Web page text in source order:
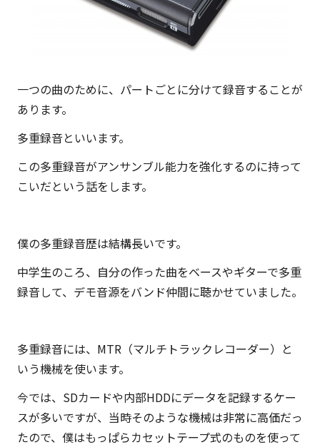
面
も。
の
ブ
グ
『ク
リ
テ
ィ
ブ
×
ビ
一つの曲のために、パートごとに分けて録音することが
あります。
多重録音といいます。
この多重録音がアンサンブル能力を強化するのに持って
こいだという話をします。
僕の多重録音歴は結構長いです。
中学生のころ、自分の作った曲をベースやギターで多重
録音して、デモ音源をバンド仲間に聴かせていました。
多重録音には、MTR（マルチトラックレコーダー）と
いう機械を使います。
今では、SDカードや内部HDDにデータを記録するケー
スが多いですが、当時そのような機械は非常に高価だっ
たので、僕はもっぱらカセットテープ式のものを使って